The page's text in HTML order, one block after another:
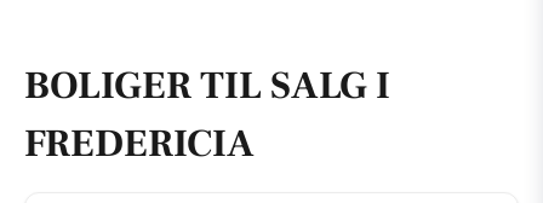
BOLIGER TIL SALG I
FREDERICIA